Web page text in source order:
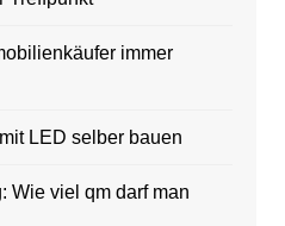
immer
LED selber bauen
Wie viel qm darf man